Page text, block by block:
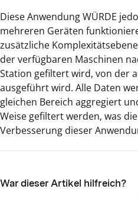
Diese Anwendung WÜRDE
mehreren Geräten
zusätzliche
der verfügbaren Maschinen
Station gefiltert wird, von der
ausgeführt wird. Alle Daten
gleichen Bereich aggregiert
Weise gefiltert werden, was
Verbesserung dieser
War dieser Artikel hilfreich?